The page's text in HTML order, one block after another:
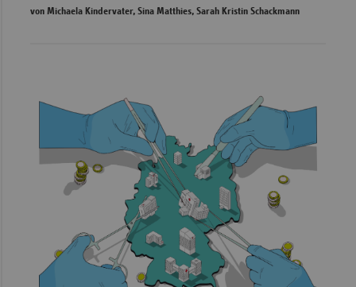
von Michaela Kindervater, Sina Matthies, Sarah Kristin Schackmann